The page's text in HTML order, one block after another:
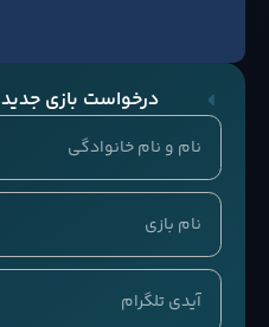
درخواست بازی جدید